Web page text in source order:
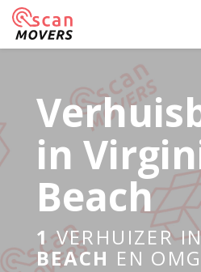
in
Beach
1 VERHUIZER IN
BEACH EN